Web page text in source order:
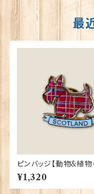
最
ピンバッジ【動物&植物
ンスコティー】Tradition
0-T1130
¥1,320